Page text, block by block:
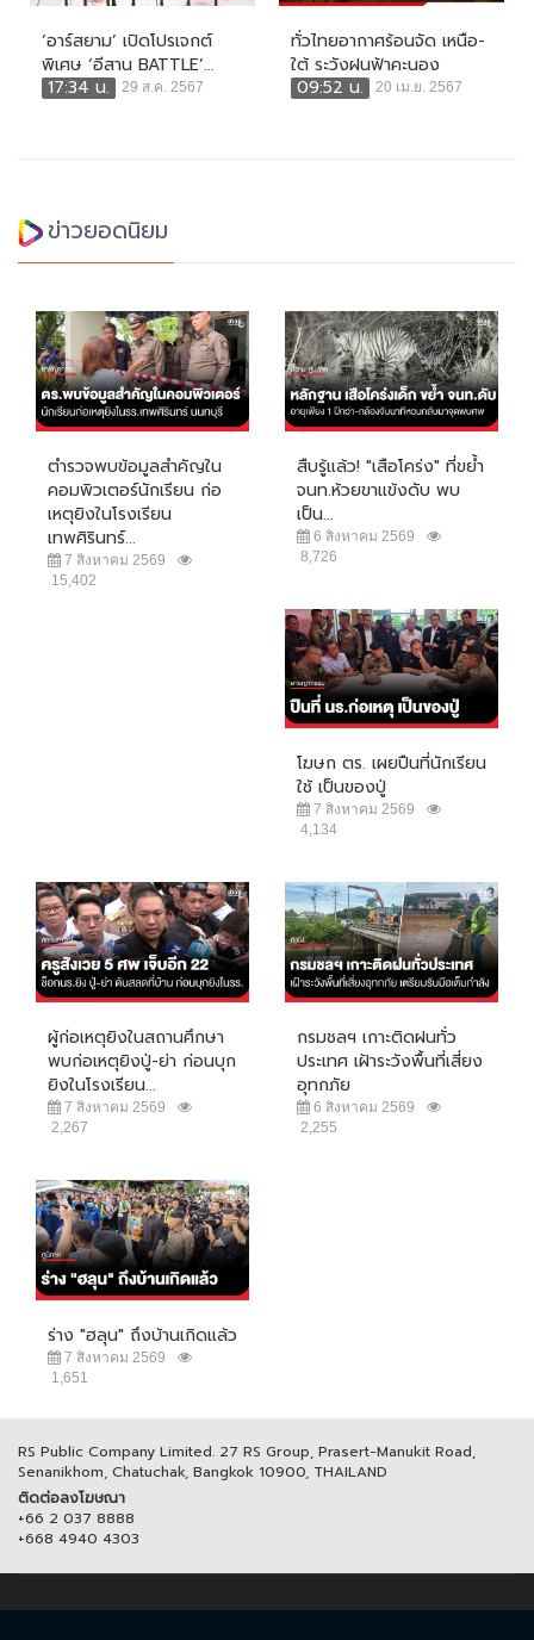
‘อาร์สยาม’ เปิดโปรเจกต์
พิเศษ ‘อีสาน BATTLE’...
17:34 น.
29 ส.ค. 2567
ทั่วไทยอากาศร้อนจัด เหนือ-
ใต้ ระวังฝนฟ้าคะนอง
09:52 น.
20 เม.ย. 2567
ข่าวยอดนิยม
ตำรวจพบข้อมูลสำคัญใน
คอมพิวเตอร์นักเรียน ก่อ
เหตุยิงในโรงเรียน
เทพศิรินทร์...
7 สิงหาคม 2569
15,402
สืบรู้แล้ว! "เสือโคร่ง" ที่ขย้ำ
จนท.ห้วยขาแข้งดับ พบ
เป็น...
6 สิงหาคม 2569
8,726
โฆษก ตร. เผยปืนที่นักเรียน
ใช้ เป็นของปู่
7 สิงหาคม 2569
4,134
ผู้ก่อเหตุยิงในสถานศึกษา
พบก่อเหตุยิงปู่-ย่า ก่อนบุก
ยิงในโรงเรียน...
7 สิงหาคม 2569
2,267
กรมชลฯ เกาะติดฝนทั่ว
ประเทศ เฝ้าระวังพื้นที่เสี่ยง
อุทกภัย
6 สิงหาคม 2569
2,255
ร่าง "ฮลุน" ถึงบ้านเกิดแล้ว
7 สิงหาคม 2569
1,651
RS Public Company Limited. 27 RS Group, Prasert-Manukit Road,
Senanikhom, Chatuchak, Bangkok 10900, THAILAND
ติดต่อลงโฆษณา
+66 2 037 8888
+668 4940 4303
© COPYRIGHT 2017 THAICH8.COM, ALL RIGHT RESERVED.